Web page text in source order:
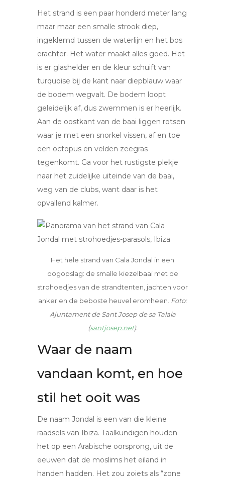
Het strand is een paar honderd meter lang
maar maar een smalle strook diep,
ingeklemd tussen de waterlijn en het bos
erachter. Het water maakt alles goed. Het
is er glashelder en de kleur schuift van
turquoise bij de kant naar diepblauw waar
de bodem wegvalt. De bodem loopt
geleidelijk af, dus zwemmen is er heerlijk.
Aan de oostkant van de baai liggen rotsen
waar je met een snorkel vissen, af en toe
een octopus en velden zeegras
tegenkomt. Ga voor het rustigste plekje
naar het zuidelijke uiteinde van de baai,
weg van de clubs, want daar is het
opvallend kalmer.
Het hele strand van Cala Jondal in een
oogopslag: de smalle kiezelbaai met de
strohoedjes van de strandtenten, jachten voor
anker en de beboste heuvel eromheen. Foto:
Ajuntament de Sant Josep de sa Talaia
(santjosep.net).
Waar de naam
vandaan komt, en hoe
stil het ooit was
De naam Jondal is een van die kleine
raadsels van Ibiza. Taalkundigen houden
het op een Arabische oorsprong, uit de
eeuwen dat de moslims het eiland in
handen hadden. Het zou zoiets als “zone